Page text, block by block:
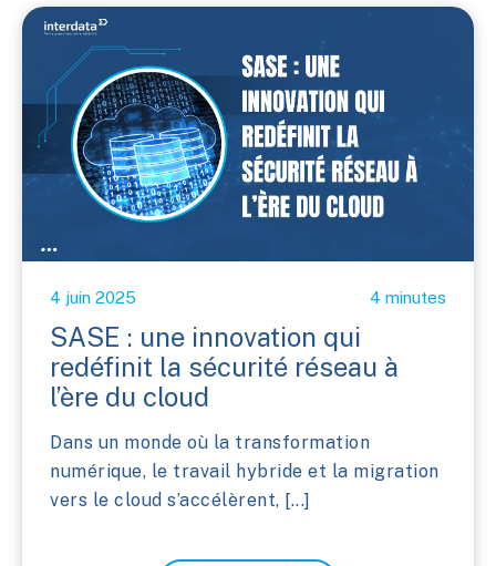
4 juin 2025 4 minutes
SASE : une innovation qui
redéfinit la sécurité réseau à
l’ère du cloud
Dans un monde où la transformation
numérique, le travail hybride et la migration
vers le cloud s’accélèrent, [...]